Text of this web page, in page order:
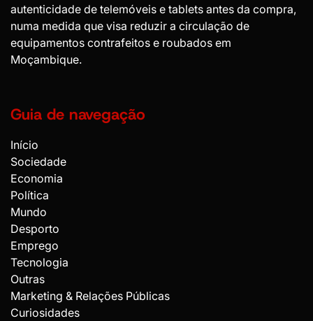
autenticidade de telemóveis e tablets antes da compra,
numa medida que visa reduzir a circulação de
equipamentos contrafeitos e roubados em
Moçambique.
Guia de navegação
Início
Sociedade
Economia
Política
Mundo
Desporto
Emprego
Tecnologia
Outras
Marketing & Relações Públicas
Curiosidades